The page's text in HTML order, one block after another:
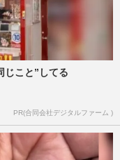
じこと”してる
PR(合同会社デジタルファーム )